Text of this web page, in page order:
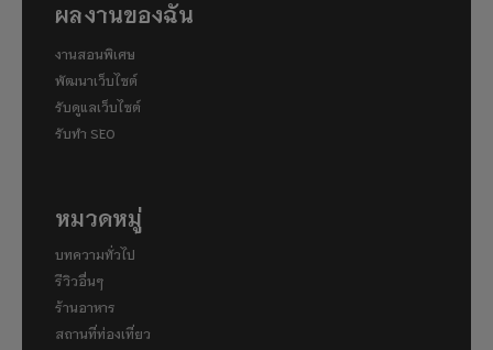
ผลงานของฉัน
งานสอนพิเศษ
พัฒนาเว็บไซต์
รับดูแลเว็บไซต์
รับทำ SEO
หมวดหมู่
บทความทั่วไป
รีวิวอื่นๆ
ร้านอาหาร
สถานที่ท่องเที่ยว